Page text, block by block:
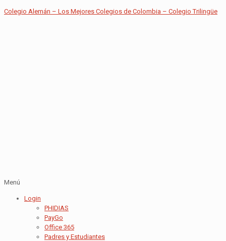
Colegio Alemán – Los Mejores Colegios de Colombia – Colegio Trilingüe
Menú
Login
PHIDIAS
PayGo
Office 365
Padres y Estudiantes